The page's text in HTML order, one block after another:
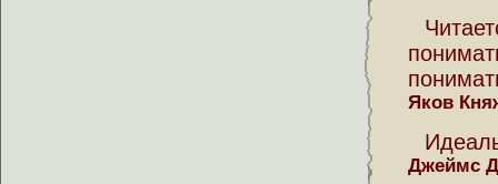
Яков
Джеймс